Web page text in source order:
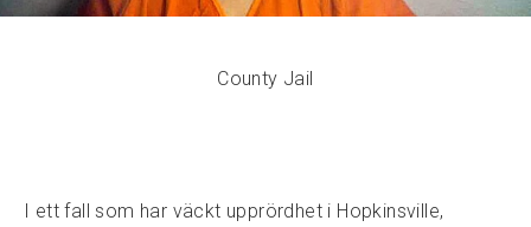
County Jail
I ett fall som har väckt upprördhet i Hopkinsville,